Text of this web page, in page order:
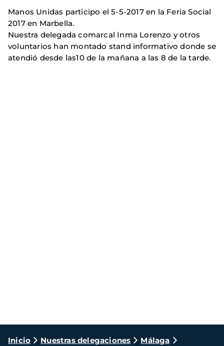
Manos Unidas participo el 5-5-2017 en la Feria Social
2017 en Marbella.
Nuestra delegada comarcal Inma Lorenzo y otros
voluntarios han montado stand informativo donde se
atendió desde las10 de la mañana a las 8 de la tarde.
Ruta
Inicio Nuestras delegaciones
Málaga